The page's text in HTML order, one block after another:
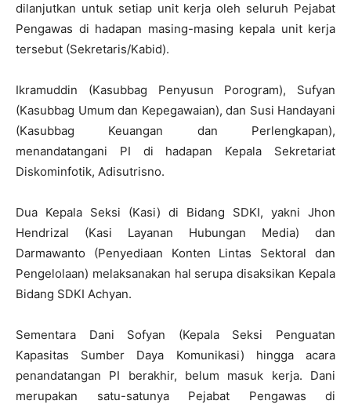
dilanjutkan untuk setiap unit kerja oleh seluruh Pejabat
Pengawas di hadapan masing-masing kepala unit kerja
tersebut (Sekretaris/Kabid).
Ikramuddin (Kasubbag Penyusun Porogram), Sufyan
(Kasubbag Umum dan Kepegawaian), dan Susi Handayani
(Kasubbag Keuangan dan Perlengkapan),
menandatangani PI di hadapan Kepala Sekretariat
Diskominfotik, Adisutrisno.
Dua Kepala Seksi (Kasi) di Bidang SDKI, yakni Jhon
Hendrizal (Kasi Layanan Hubungan Media) dan
Darmawanto (Penyediaan Konten Lintas Sektoral dan
Pengelolaan) melaksanakan hal serupa disaksikan Kepala
Bidang SDKI Achyan.
Sementara Dani Sofyan (Kepala Seksi Penguatan
Kapasitas Sumber Daya Komunikasi) hingga acara
penandatangan PI berakhir, belum masuk kerja. Dani
merupakan satu-satunya Pejabat Pengawas di